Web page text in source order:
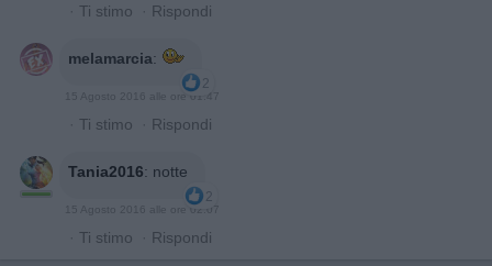
· Ti stimo · Rispondi
melamarcia:
2
15 Agosto 2016 alle ore 01:47
· Ti stimo · Rispondi
Tania2016: notte
2
15 Agosto 2016 alle ore 02:07
· Ti stimo · Rispondi